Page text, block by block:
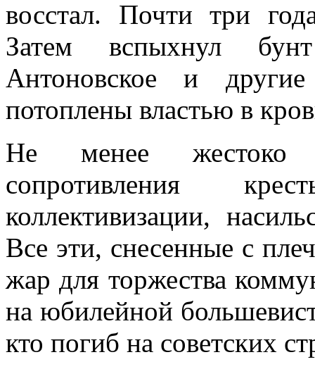
восстал. Почти три
Затем вспыхнул
Антоновское и
потоплены властью в
Не менее жестоко
сопротивления
коллективизации,
Все эти, снесенные с
жар для тор­жества
на юбилейной
кто погиб на советских